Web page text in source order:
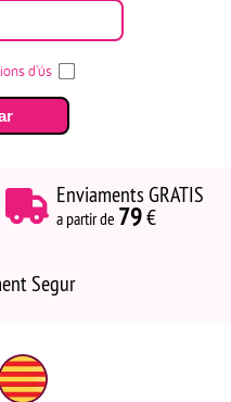
d'ús
Enviaments GRATIS
a partir de 79€
Segur